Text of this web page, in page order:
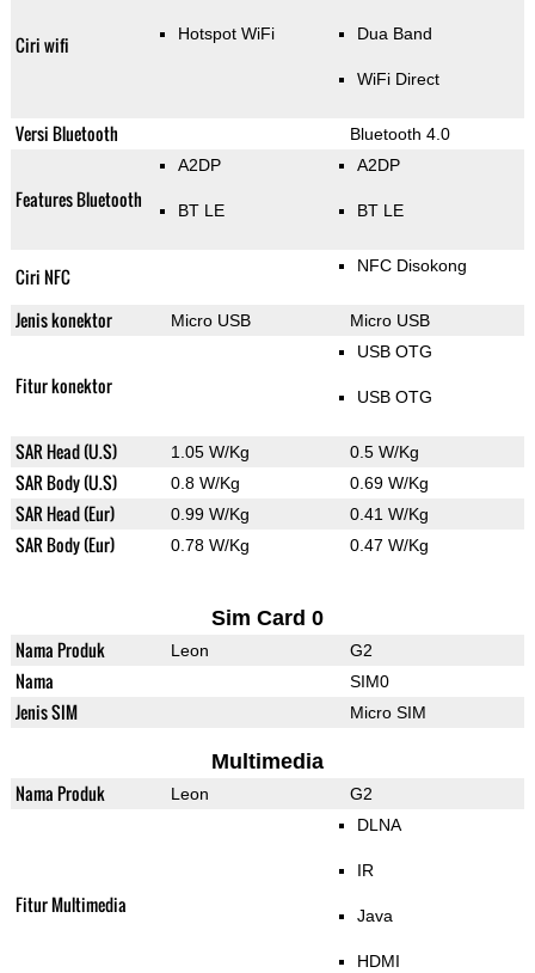
Ciri wifi Hotspot WiFi Dua Band
WiFi Direct
Versi Bluetooth Bluetooth 4.0
Features Bluetooth
A2DP
BT LE
A2DP
BT LE
Ciri NFC NFC Disokong
Jenis konektor Micro USB Micro USB
Fitur konektor
USB OTG
USB OTG
SAR Head (U.S) 1.05 W/Kg 0.5 W/Kg
SAR Body (U.S) 0.8 W/Kg 0.69 W/Kg
SAR Head (Eur) 0.99 W/Kg 0.41 W/Kg
SAR Body (Eur) 0.78 W/Kg 0.47 W/Kg
Sim Card 0
Nama Produk Leon G2
Nama SIM0
Jenis SIM Micro SIM
Multimedia
Nama Produk Leon G2
Fitur Multimedia
DLNA
IR
Java
HDMI